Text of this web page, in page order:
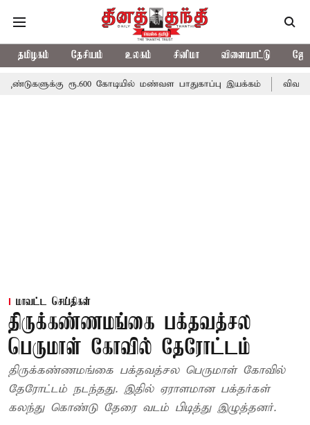
தமிழகம் தேசியம் உலகம் சினிமா விளையாட்டு
ரூ.600 கோடியில் மண்வள பாதுகாப்பு இயக்கம்
மாவட்ட செய்திகள்
திருக்கண்ணமங்கை பக்தவத்சல
பெருமாள் கோவில் தேரோட்டம்
திருக்கண்ணமங்கை பக்தவத்சல பெருமாள் கோவில்
தேரோட்டம் நடந்தது. இதில் ஏராளமான பக்தர்கள்
கலந்து கொண்டு தேரை வடம் பிடித்து இழுத்தனர்.